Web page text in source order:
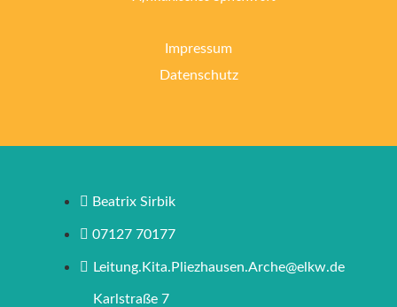
Impressum
Datenschutz
Beatrix Sirbik
07127 70177
Leitung.Kita.Pliezhausen.Arche@elkw.de
Karlstraße 7